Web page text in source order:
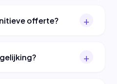
offerte?